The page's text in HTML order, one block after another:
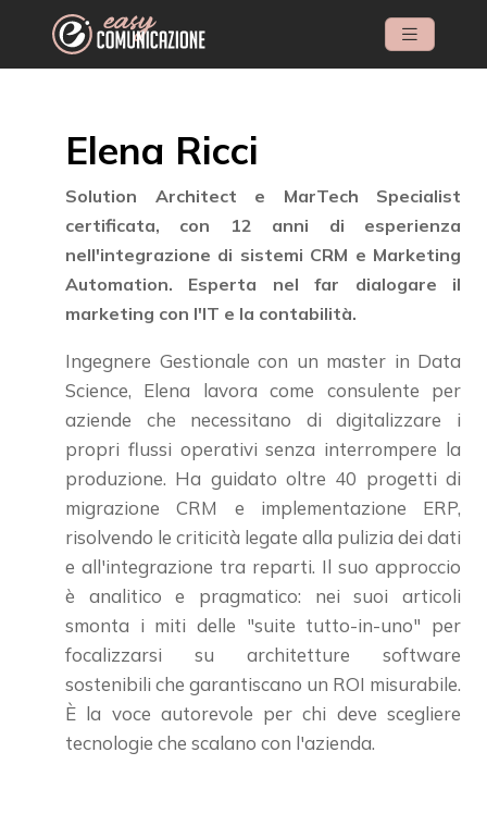
Elena Ricci
Solution Architect e MarTech Specialist
certificata, con 12 anni di esperienza
nell'integrazione di sistemi CRM e Marketing
Automation. Esperta nel far dialogare il
marketing con l'IT e la contabilità.
Ingegnere Gestionale con un master in Data
Science, Elena lavora come consulente per
aziende che necessitano di digitalizzare i
propri flussi operativi senza interrompere la
produzione. Ha guidato oltre 40 progetti di
migrazione CRM e implementazione ERP,
risolvendo le criticità legate alla pulizia dei dati
e all'integrazione tra reparti. Il suo approccio
è analitico e pragmatico: nei suoi articoli
smonta i miti delle "suite tutto-in-uno" per
focalizzarsi su architetture software
sostenibili che garantiscano un ROI misurabile.
È la voce autorevole per chi deve scegliere
tecnologie che scalano con l'azienda.